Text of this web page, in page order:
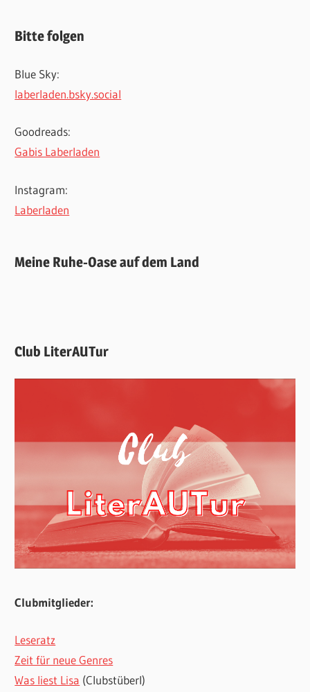
Bitte folgen
Blue Sky:
laberladen.bsky.social
Goodreads:
Gabis Laberladen
Instagram:
Laberladen
Meine Ruhe-Oase auf dem Land
Club LiterAUTur
Clubmitglieder:
Leseratz
Zeit für neue Genres
Was liest Lisa (Clubstüberl)